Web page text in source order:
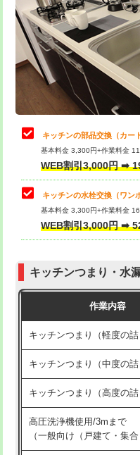
給水管工事※（支持金具設
給水管工事※（保温材使
め込み）)
給水管工事※（土の掘削・
給水管工事※（塩ビ管（VP
用/3ｍまで)
給水管工事※（塩ビ管（
用（追加）/3ｍ超え)
給水管工事※（ライニン
管・ポリ管・HT管使用/3
管・ポリ管・HT管使用/3
排水管工事（土の掘削・埋
排水管工事（排水管工事/3
排水管工事（追加 排水管
マス交換（土の掘削・埋め
マス交換（深さ50㎝未満）
カメラ調査
桝清掃
止水・漏水調査・防水処理
理・調整・分解・加工など
止水・漏水調査・防水処理
理・調整・分解・加工など
止水・漏水調査・防水処
理・調整・分解・加工な
お風呂タンク脱着
その他部品の脱着
式・ワンホール）)
交換・取付(排水栓・排水
持込商品取付（単水栓）
キッチンの部品交換（カー
基本料金 3,300円+作業料金
WEB割引3,000円 ➡
キッチンの水栓交換（ワン
基本料金 3,300円+作業料金
WEB割引3,000円 ➡
キッチンつまり・水
作業内容
キッチンつまり（軽度の詰
キッチンつまり（中度の詰
キッチンつまり（高度の詰
高圧洗浄機使用/3mまで
（一般向け（戸建て・集合